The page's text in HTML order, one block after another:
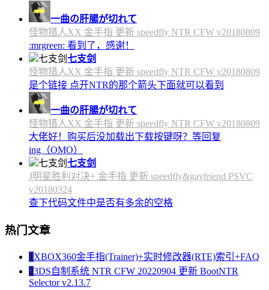
一曲の肝腸が切れて
怪物猎人XX 金手指 更新 speedfly NTR CFW v20180809
:mrgreen: 看到了，感谢！
七支剑
怪物猎人XX 金手指 更新 speedfly NTR CFW v20180809
是个链接 点开NTR的那个箭头下面就可以看到
一曲の肝腸が切れて
怪物猎人XX 金手指 更新 speedfly NTR CFW v20180809
大佬好！购买后没加载出下载按键呀？等回复
ing（OMO）
七支剑
J明星胜利对决+ 金手指 更新 speedfly&gayfriend PSVC
v20180324
查下代码文件中是否有多余的空格
热门文章
1 XBOX360金手指(Trainer)+实时修改器(RTE)索引+FAQ
23DS自制系统 NTR CFW 20220904 更新 BootNTR
Selector v2.13.7